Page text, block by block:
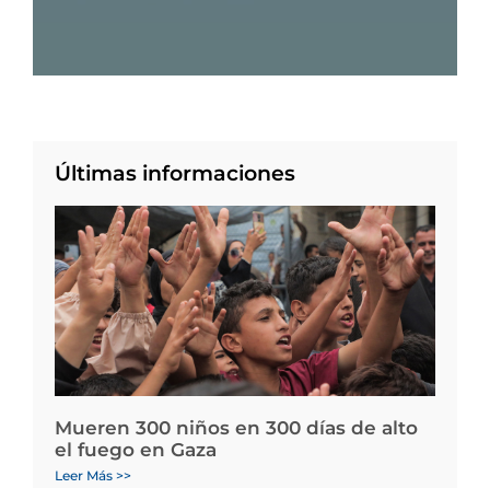
Últimas informaciones
Mueren 300 niños en 300 días de alto
el fuego en Gaza
Leer Más >>